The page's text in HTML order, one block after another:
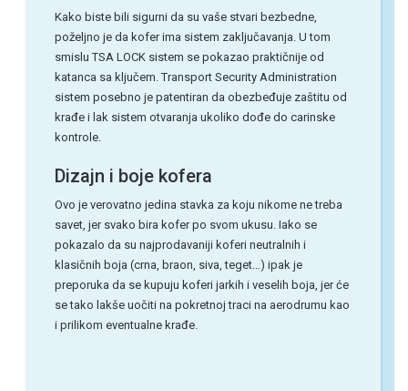
Kako biste bili sigurni da su vaše stvari bezbedne,
poželjno je da kofer ima sistem zaključavanja. U tom
smislu TSA LOCK sistem se pokazao praktičnije od
katanca sa ključem. Transport Security Administration
sistem posebno je patentiran da obezbeđuje zaštitu od
krađe i lak sistem otvaranja ukoliko dođe do carinske
kontrole.
Dizajn i boje kofera
Ovo je verovatno jedina stavka za koju nikome ne treba
savet, jer svako bira kofer po svom ukusu. Iako se
pokazalo da su najprodavaniji koferi neutralnih i
klasičnih boja (crna, braon, siva, teget…) ipak je
preporuka da se kupuju koferi jarkih i veselih boja, jer će
se tako lakše uočiti na pokretnoj traci na aerodrumu kao
i prilikom eventualne krađe.